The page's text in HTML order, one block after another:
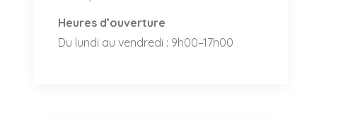
Heures d’ouverture
Du lundi au vendredi : 9h00–17h00